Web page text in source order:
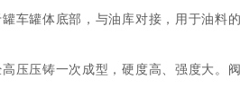
车罐体底部，与油库对接，用于油料
压压铸一次成型，硬度高、强度大。